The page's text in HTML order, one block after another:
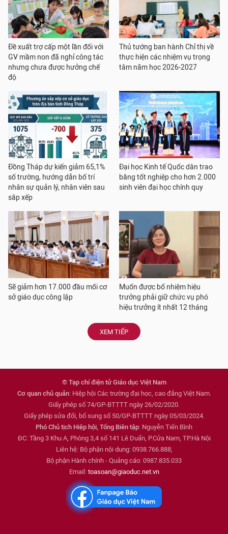
Đề xuất trợ cấp một lần đối với
GV mầm non đã nghỉ công tác
nhưng chưa được hưởng chế
độ
Thủ tướng ban hành Chỉ thị về
thực hiện các nhiệm vụ trọng
tâm năm học 2026-2027
Đồng Tháp dự kiến giảm 65,1%
số trường, hướng dẫn bố trí
nhân sự quản lý, nhân viên sau
sắp xếp
Đại học Kinh tế Quốc dân trao
bằng tốt nghiệp cho hơn 2.000
sinh viên đại học chính quy
Sẽ giảm hơn 17.000 đầu mối cơ
sở giáo dục công lập
Muốn được bổ nhiệm hiệu
trưởng phải giữ chức vụ phó
hiệu trưởng ít nhất 12 tháng
XEM TIẾP
© Tạp chí điện tử Giáo dục Việt Nam
Cơ quan chủ quản: Hiệp hội Các trường đại học, cao đẳng Việt Nam.
Giấy phép số 74/GP-BTTTT ngày 26/02/2020.
Giấy phép sửa đổi, bổ sung số 50/GP-BTTTT ngày 05/03/2024.
Phó Chủ tịch Hiệp hội, Tổng Biên tập: Nguyễn Tiến Bình
ĐC: Tầng 3 Khu A, Phòng 3,4 số 141 Lê Duẩn, P.Cửa Nam, TP.Hà Nội
Liên hệ: Bộ phận nội dung: 0938.766.888;
Bộ phận Hành chính - Quảng cáo: 0987.835.033
Email: toasoan@giaoduc.net.vn